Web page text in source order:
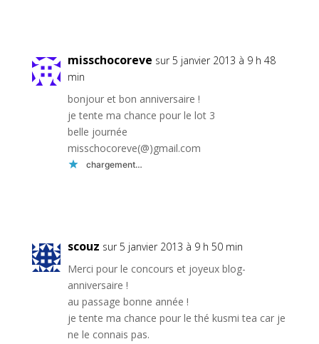
misschocoreve sur 5 janvier 2013 à 9 h 48
min
bonjour et bon anniversaire !
je tente ma chance pour le lot 3
belle journée
misschocoreve(@)gmail.com
chargement…
scouz sur 5 janvier 2013 à 9 h 50 min
Merci pour le concours et joyeux blog-
anniversaire !
au passage bonne année !
je tente ma chance pour le thé kusmi tea car je
ne le connais pas.